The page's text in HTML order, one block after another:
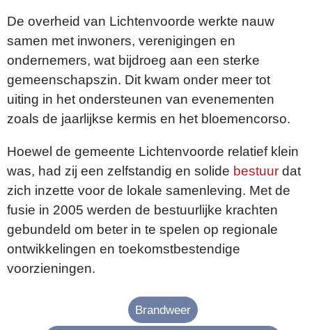
De overheid van Lichtenvoorde werkte nauw
samen met inwoners, verenigingen en
ondernemers, wat bijdroeg aan een sterke
gemeenschapszin. Dit kwam onder meer tot
uiting in het ondersteunen van evenementen
zoals de jaarlijkse kermis en het bloemencorso.
Hoewel de gemeente Lichtenvoorde relatief klein
was, had zij een zelfstandig en solide bestuur dat
zich inzette voor de lokale samenleving. Met de
fusie in 2005 werden de bestuurlijke krachten
gebundeld om beter in te spelen op regionale
ontwikkelingen en toekomstbestendige
voorzieningen.
Brandweer